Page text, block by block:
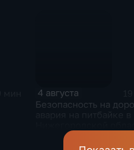
4 августа
Безопасность на